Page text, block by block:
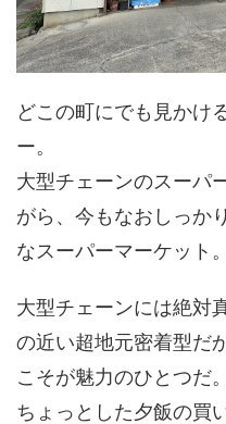
どこの町にでも見かけ
ー。
大型チェーンのスーパ
がら、今もなおしっか
なスーパーマーケット。
大型チェーンには絶対
の近い超地元密着型だ
こそが魅力のひとつだ。
ちょっとした夕飯の買